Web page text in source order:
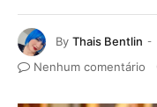
By Thais Bentlin
Nenhum comentário